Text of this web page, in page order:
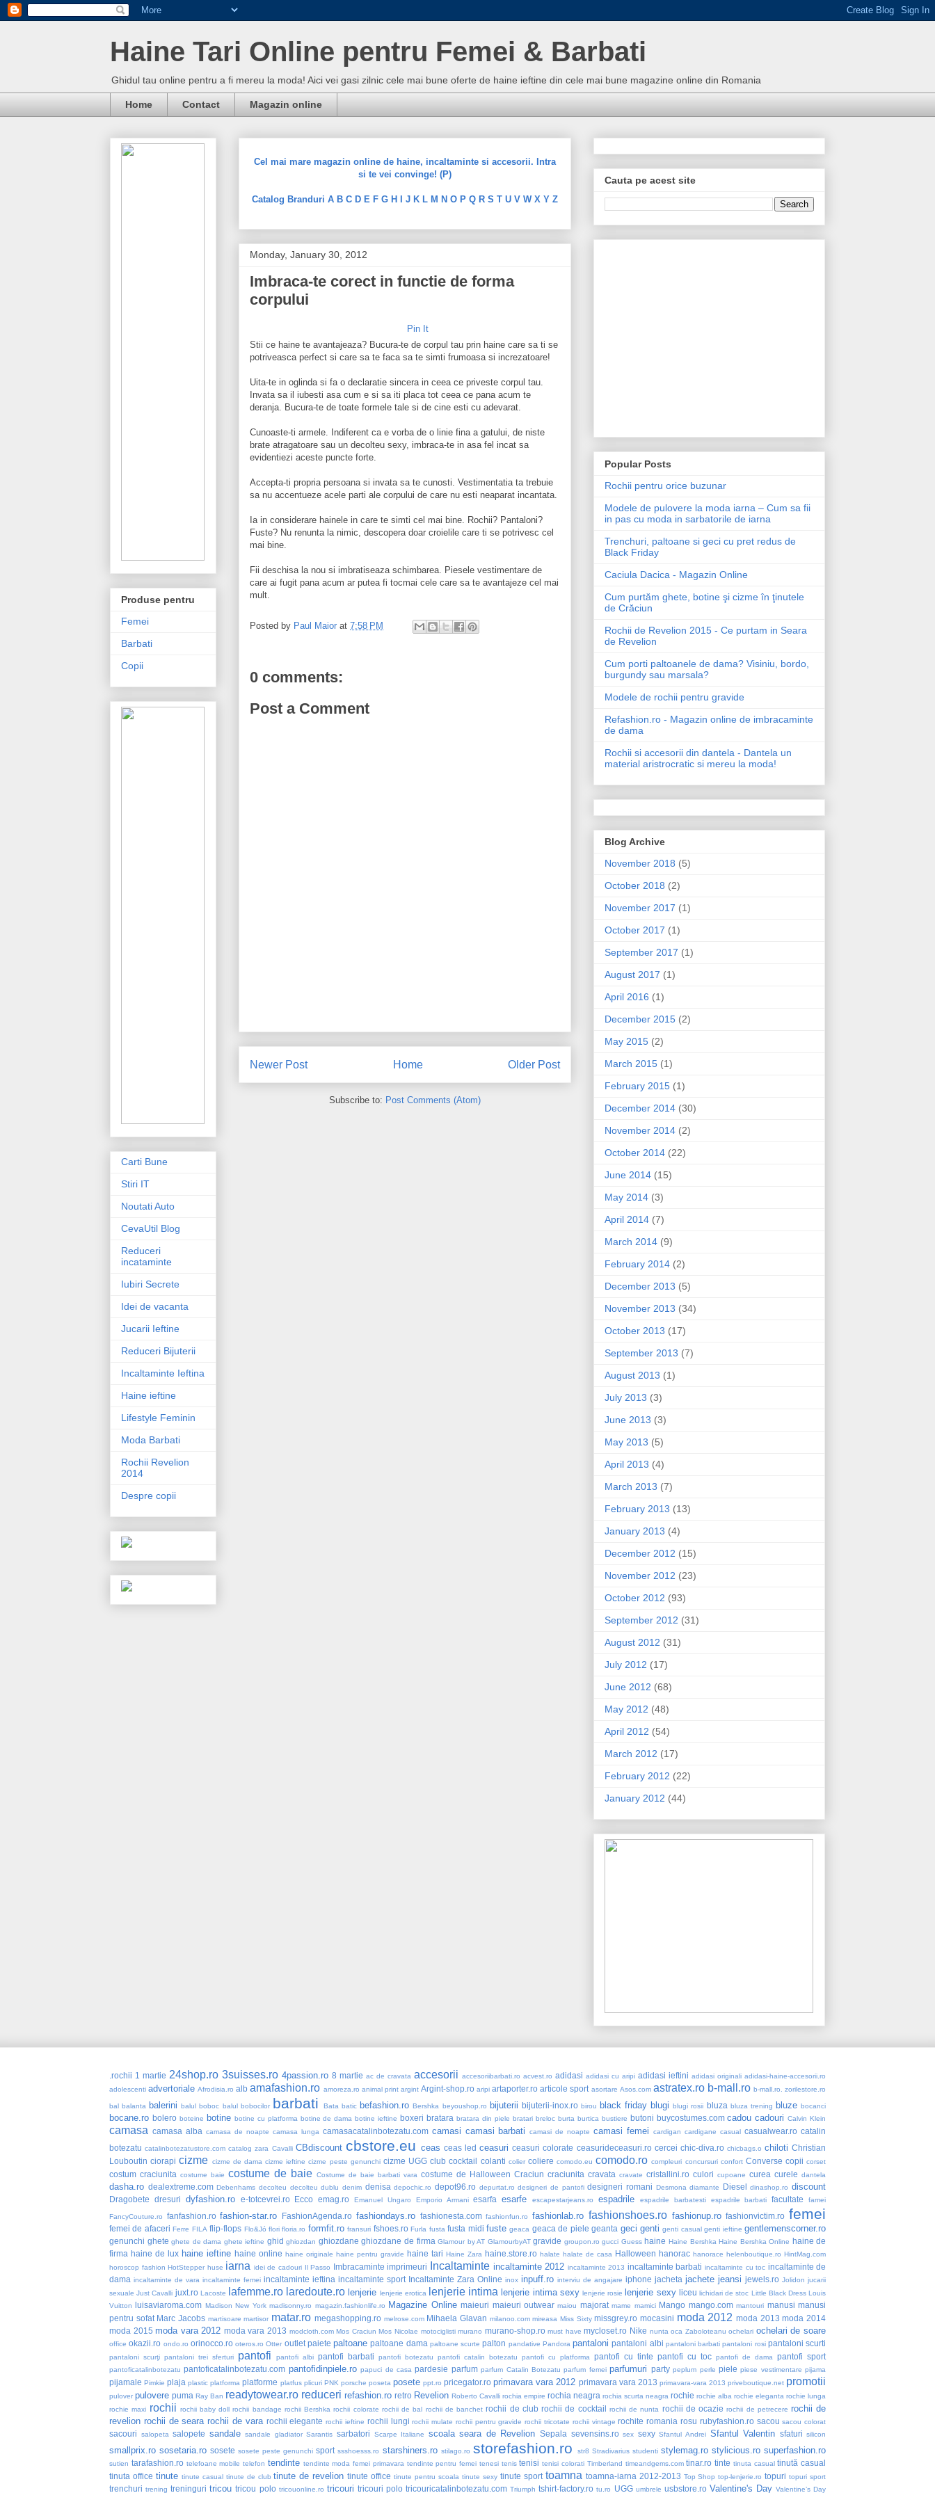
Haine Tari Online pentru Femei & Barbati
Ghidul tau online pentru a fi mereu la moda! Aici vei gasi zilnic cele mai bune oferte de haine ieftine din cele mai bune magazine online din Romania
Home Contact Magazin online
Cel mai mare magazin online de haine, incaltaminte si accesorii. Intra
si te vei convinge! (P)
Catalog Branduri A B C D E F G H I J K L M N O P Q R S T U V W X Y Z
Monday, January 30, 2012
Imbraca-te corect in functie de forma
corpului
Pin It
Stii ce haine te avantajeaza? Bucura-te de corpul tau prin haine care sa ti se
potriveasca perfect si care sa te faca sa te simti frumoasa si increzatoare!
Uita-te in oglinda si fa o declaratie sincera in ceea ce priveste corpul tau.
Invata sa il iubesti asa cum e si sa iti placa tot ceea ce pana acum te
deranja. Bucura-te de toate formele tale si de cine esti cu adevarat.
Cunoaste-ti armele. Indiferent ca e vorba de o linie fina a gatului, de niste
brate atragatoare sau un decolteu sexy, imbraca-te in asa fel incat sa
evidentiezi aceste puncte forte.
Accepta-ti propria persoana si invata sa te cunosti. Vestimentatia ta trebuie
sa nu accentueze acele parti ale corpului de care nu esti neaparat incantata.
Ia in considerare hainele in care te simti cel mai bine. Rochii? Pantaloni?
Fuste? Nu renunta la nimic, descopera doar croielile care ti se potrivesc cel
mai bine.
Fii deschisa la nou si imbratiseaza schimbarea. Piesele vestimentare de
care ai fugit pana acum ar putea fi tocmai cele care sa te avantajeze cel mai
mult.
Posted by Paul Maior at 7:58 PM
0 comments:
Post a Comment
Newer Post Older Post
Home
Subscribe to: Post Comments (Atom)
Produse pentru
Femei
Barbati
Copii
Carti Bune
Stiri IT
Noutati Auto
CevaUtil Blog
Reduceri
incataminte
Iubiri Secrete
Idei de vacanta
Jucarii Ieftine
Reduceri Bijuterii
Incaltaminte Ieftina
Haine ieftine
Lifestyle Feminin
Moda Barbati
Rochii Revelion
2014
Despre copii
Cauta pe acest site
Popular Posts
Rochii pentru orice buzunar
Modele de pulovere la moda iarna – Cum sa fii
in pas cu moda in sarbatorile de iarna
Trenchuri, paltoane si geci cu pret redus de
Black Friday
Caciula Dacica - Magazin Online
Cum purtăm ghete, botine şi cizme în ţinutele
de Crăciun
Rochii de Revelion 2015 - Ce purtam in Seara
de Revelion
Cum porti paltoanele de dama? Visiniu, bordo,
burgundy sau marsala?
Modele de rochii pentru gravide
Refashion.ro - Magazin online de imbracaminte
de dama
Rochii si accesorii din dantela - Dantela un
material aristrocratic si mereu la moda!
Blog Archive
November 2018 (5)
October 2018 (2)
November 2017 (1)
October 2017 (1)
September 2017 (1)
August 2017 (1)
April 2016 (1)
December 2015 (2)
May 2015 (2)
March 2015 (1)
February 2015 (1)
December 2014 (30)
November 2014 (2)
October 2014 (22)
June 2014 (15)
May 2014 (3)
April 2014 (7)
March 2014 (9)
February 2014 (2)
December 2013 (5)
November 2013 (34)
October 2013 (17)
September 2013 (7)
August 2013 (1)
July 2013 (3)
June 2013 (3)
May 2013 (5)
April 2013 (4)
March 2013 (7)
February 2013 (13)
January 2013 (4)
December 2012 (15)
November 2012 (23)
October 2012 (93)
September 2012 (31)
August 2012 (31)
July 2012 (17)
June 2012 (68)
May 2012 (48)
April 2012 (54)
March 2012 (17)
February 2012 (22)
January 2012 (44)
.rochii 1 martie 24shop.ro 3suisses.ro 4passion.ro 8 martie ac de cravata accesorii accesoriibarbati.ro acvest.ro adidasi adidasi cu aripi adidasi ieftini adidasi originali adidasi-haine-accesorii.ro
adolescenti advertoriale Afrodisia.ro alb amafashion.ro amoreza.ro animal print argint Argint-shop.ro aripi artaporter.ro articole sport asortare Asos.com astratex.ro b-mall.ro b-mall.ro. zorilestore.ro
bal balanta balerini balul boboc balul bobocilor barbati Bata batic befashion.ro Bershka beyoushop.ro bijuterii bijuterii-inox.ro birou black friday blugi blugi rosii bluza bluza trening bluze bocanci
bocane.ro bolero boteine botine botine cu platforma botine de dama botine ieftine boxeri bratara bratara din piele bratari breloc burta burtica bustiere butoni buycostumes.com cadou cadouri Calvin Klein
camasa camasa alba camasa de noapte camasa lunga camasacatalinbotezatu.com camasi camasi barbati camasi de noapte camasi femei cardigan cardigane casual casualwear.ro catalin
botezatu catalinbotezatustore.com catalog zara Cavalli CBdiscount cbstore.eu ceas ceas led ceasuri ceasuri colorate ceasurideceasuri.ro cercei chic-diva.ro chicbags.o chiloti Christian
Louboutin ciorapi cizme cizme de dama cizme ieftine cizme peste genunchi cizme UGG club cocktail colanti colier coliere comodo.eu comodo.ro compleuri concursuri confort Converse copii corset
costum craciunita costume baie costume de baie Costume de baie barbati vara costume de Halloween Craciun craciunita cravata cravate cristallini.ro culori cupoane curea curele dantela
dasha.ro dealextreme.com Debenhams decolteu decolteu dublu denim denisa depochic.ro depot96.ro depurtat.ro designeri de pantofi designeri romani Desmona diamante Diesel dinashop.ro discount
Dragobete dresuri dyfashion.ro e-totcevrei.ro Ecco emag.ro Emanuel Ungaro Emporio Armani esarfa esarfe escapestarjeans.ro espadrile espadrile barbatesti espadrile barbati facultate famei
FancyCouture.ro fanfashion.ro fashion-star.ro FashionAgenda.ro fashiondays.ro fashionesta.com fashionfun.ro fashionlab.ro fashionshoes.ro fashionup.ro fashionvictim.ro femei
femei de afaceri Ferre FILA flip-flops Flo&Jó flori floria.ro formfit.ro fransuri fshoes.ro Furla fusta fusta midi fuste geaca geaca de piele geanta geci genti genti casual genti ieftine gentlemenscorner.ro
genunchi ghete ghete de dama ghete ieftine ghid ghiozdan ghiozdane ghiozdane de firma Glamour by AT GlamourbyAT gravide groupon.ro gucci Guess haine Haine Bershka Haine Bershka Online haine de
firma haine de lux haine ieftine haine online haine originale haine pentru gravide haine tari Haine Zara haine.store.ro halate halate de casa Halloween hanorac hanorace helenboutique.ro HintMag.com
horoscop fashion HotStepper huse iarna idei de cadouri Il Passo Imbracaminte imprimeuri Incaltaminte incaltaminte 2012 incaltaminte 2013 incaltaminte barbati incaltaminte cu toc incaltaminte de
dama incaltaminte de vara incaltaminte femei incaltaminte ieftina incaltaminte sport Incaltaminte Zara Online inox inpuff.ro interviu de angajare iphone jacheta jachete jeansi jewels.ro Jolidon jucarii
sexuale Just Cavalli juxt.ro Lacoste lafemme.ro laredoute.ro lenjerie lenjerie erotica lenjerie intima lenjerie intima sexy lenjerie rosie lenjerie sexy liceu lichidari de stoc Little Black Dress Louis
Vuitton luisaviaroma.com Madison New York madisonny.ro magazin.fashionlife.ro Magazine Online maieuri maieuri outwear maiou majorat mame mamici Mango mango.com mantouri manusi manusi
pentru sofat Marc Jacobs martisoare martisor matar.ro megashopping.ro melrose.com Mihaela Glavan milanoo.com mireasa Miss Sixty missgrey.ro mocasini moda 2012 moda 2013 moda 2014
moda 2015 moda vara 2012 moda vara 2013 modcloth.com Mos Craciun Mos Nicolae motociglisti murano murano-shop.ro must have mycloset.ro Nike nunta oca Zaboloteanu ochelari ochelari de soare
office okazii.ro ondo.ro orinocco.ro oteros.ro Otter outlet paiete paltoane paltoane dama paltoane scurte palton pandative Pandora pantaloni pantaloni albi pantaloni barbati pantaloni rosi pantaloni scurti
pantaloni scurţi pantaloni trei sferturi pantofi pantofi albi pantofi barbati pantofi botezatu pantofi catalin botezatu pantofi cu platforma pantofi cu tinte pantofi cu toc pantofi de dama pantofi sport
pantoficatalinbotezatu pantoficatalinbotezatu.com pantofidinpiele.ro papuci de casa pardesie parfum parfum Catalin Botezatu parfum femei parfumuri party peplum perle piele piese vestimentare pijama
pijamale Pimkie plaja plastic platforma platforme platfus plicuri PNK porsche poseta posete ppt.ro pricegator.ro primavara vara 2012 primavara vara 2013 primavara-vara 2013 priveboutique.net promotii
pulover pulovere puma Ray Ban readytowear.ro reduceri refashion.ro retro Revelion Roberto Cavalli rochia empire rochia neagra rochia scurta neagra rochie rochie alba rochie eleganta rochie lunga
rochie maxi rochii rochii baby doll rochii bandage rochii Bershka rochii colorate rochii de bal rochii de banchet rochii de club rochii de cocktail rochii de nunta rochii de ocazie rochii de petrecere rochii de
revelion rochii de seara rochii de vara rochii elegante rochii ieftine rochii lungi rochii mulate rochii pentru gravide rochii tricotate rochii vintage rochite romania rosu rubyfashion.ro sacou sacou colorat
sacouri salopeta salopete sandale sandale gladiator Sarantis sarbatori Scarpe Italiane scoala seara de Revelion Sepala sevensins.ro sex sexy Sfantul Andrei Sfantul Valentin sfaturi silicon
smallprix.ro sosetaria.ro sosete sosete peste genunchi sport ssshoesss.ro starshiners.ro stilago.ro storefashion.ro str8 Stradivarius studenti stylemag.ro stylicious.ro superfashion.ro
sutien tarafashion.ro telefoane mobile telefon tendinte tendinte moda femei primavara tendinte pentru femei tenesi tenis tenisi tenisi colorati Timberland timeandgems.com tinar.ro tinte tinuta casual tinută casual
tinuta office tinute tinute casual tinute de club tinute de revelion tinute office tinute pentru scoala tinute sexy tinute sport toamna toamna-iarna 2012-2013 Top Shop top-lenjerie.ro topuri topuri sport
trenchuri trening treninguri tricou tricou polo tricouonline.ro tricouri tricouri polo tricouricatalinbotezatu.com Triumph tshirt-factory.ro tu.ro UGG umbrele usbstore.ro Valentine's Day Valentine’s Day